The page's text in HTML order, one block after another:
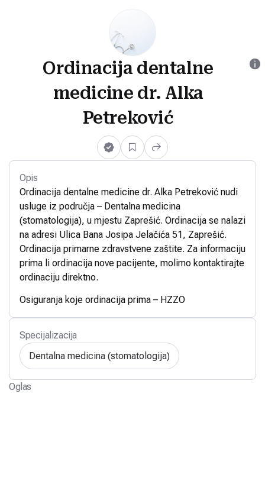
Ordinacija dentalne
medicine dr. Alka
Petreković
Opis
Ordinacija dentalne medicine dr. Alka Petreković nudi
usluge iz područja – Dentalna medicina
(stomatologija), u mjestu Zaprešić. Ordinacija se nalazi
na adresi Ulica Bana Josipa Jelačića 51, Zaprešić.
Ordinacija primarne zdravstvene zaštite. Za informaciju
prima li ordinacija nove pacijente, molimo kontaktirajte
ordinaciju direktno.
Osiguranja koje ordinacija prima – HZZO
Specijalizacija
Dentalna medicina (stomatologija)
Oglas